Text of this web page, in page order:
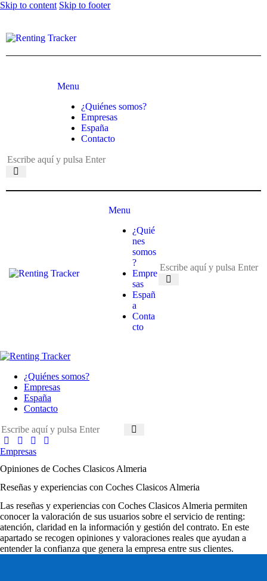
Skip to content Skip to footer
Menu
¿Quiénes somos?
Empresas
España
Contacto
Menu
¿Quié
nes
somos
?
Empre
sas
Españ
a
Conta
cto
¿Quiénes somos?
Empresas
España
Contacto
Empresas
Opiniones de Coches Clasicos Almeria
Reseñas y experiencias con Coches Clasicos Almeria
Las reseñas y experiencias con Coches Clasicos Almeria permiten
conocer la valoración de sus usuarios sobre el servicio de renting:
atención, claridad en la información y gestión del contrato. En este
apartado se recogen opiniones y valoraciones reales que ayudan a
entender la confianza que genera la empresa entre sus clientes.